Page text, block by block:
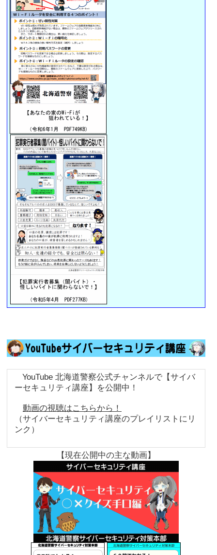
YouTube 北海道警察公式チャンネルで【サイバ
ーセキュリティ講座】を公開中！
動画の視聴はこちらから！
（サイバーセキュリティ講座のプレイリストにリ
ンク）
【現在公開中の主な動画】